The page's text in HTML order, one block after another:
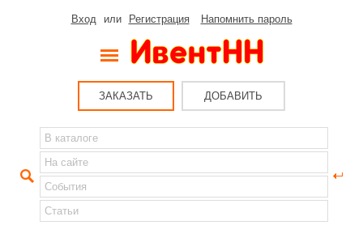
Вход или Регистрация Напомнить пароль
ЗАКАЗАТЬ ДОБАВИТЬ